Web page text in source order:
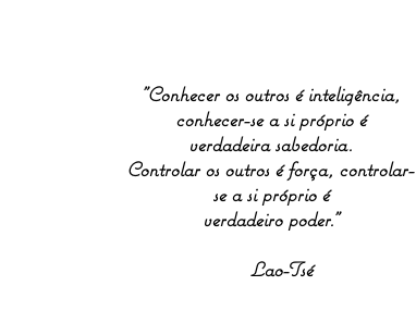
"Conhecer os outros é inteligência,
conhecer-se a si próprio é
verdadeira sabedoria.
Controlar os outros é força, controlar-
se a si próprio é
verdadeiro poder.”
Lao-Tsé